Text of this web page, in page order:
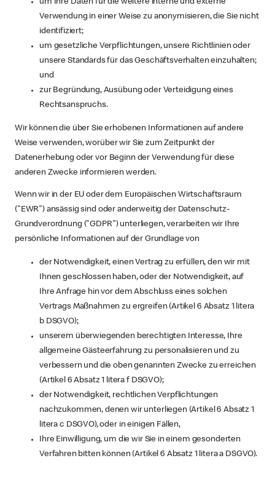
Verwendung in einer Weise zu anonymisieren, die Sie nicht
identifiziert;
um gesetzliche Verpflichtungen, unsere Richtlinien oder
unsere Standards für das Geschäftsverhalten einzuhalten;
und
zur Begründung, Ausübung oder Verteidigung eines
Rechtsanspruchs.
Wir können die über Sie erhobenen Informationen auf andere
Weise verwenden, worüber wir Sie zum Zeitpunkt der
Datenerhebung oder vor Beginn der Verwendung für diese
anderen Zwecke informieren werden.
Wenn wir in der EU oder dem Europäischen Wirtschaftsraum
("EWR") ansässig sind oder anderweitig der Datenschutz-
Grundverordnung ("GDPR") unterliegen, verarbeiten wir Ihre
persönliche Informationen auf der Grundlage von
der Notwendigkeit, einen Vertrag zu erfüllen, den wir mit
Ihnen geschlossen haben, oder der Notwendigkeit, auf
Ihre Anfrage hin vor dem Abschluss eines solchen
Vertrags Maßnahmen zu ergreifen (Artikel 6 Absatz 1 litera
b DSGVO);
unserem überwiegenden berechtigten Interesse, Ihre
allgemeine Gästeerfahrung zu personalisieren und zu
verbessern und die oben genannten Zwecke zu erreichen
(Artikel 6 Absatz 1 litera f DSGVO);
der Notwendigkeit, rechtlichen Verpflichtungen
nachzukommen, denen wir unterliegen (Artikel 6 Absatz 1
litera c DSGVO), oder in einigen Fällen,
Ihre Einwilligung, um die wir Sie in einem gesonderten
Verfahren bitten können (Artikel 6 Absatz 1 litera a DSGVO).